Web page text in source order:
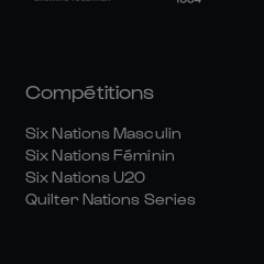
Compétitions
Six Nations Masculin
Six Nations Féminin
Six Nations U20
Quilter Nations Series